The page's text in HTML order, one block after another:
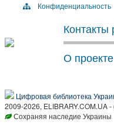
Конфиденциальность
Контакты
О проекте
Цифровая библиотека
2009-2026, ELIBRARY.COM.UA
Сохраняя наследие Украины